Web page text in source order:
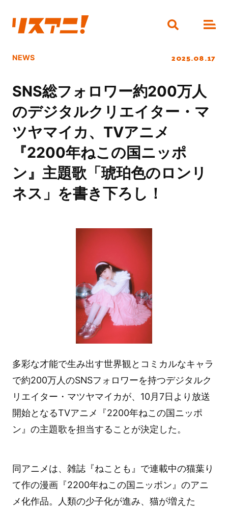
NEWS 2025.08.17
SNS総フォロワー約200万人
のデジタルクリエイター・マ
ツヤマイカ、TVアニメ
『2200年ねこの国ニッポ
ン』主題歌「琥珀色のロンリ
ネス」を書き下ろし！
多彩な才能で生み出す世界観とコミカルなキャラ
で約200万人のSNSフォロワーを持つデジタルク
リエイター・マツヤマイカが、10月7日より放送
開始となるTVアニメ『2200年ねこの国ニッポ
ン』の主題歌を担当することが決定した。
同アニメは、雑誌『ねことも』で連載中の猫葉り
て作の漫画『2200年ねこの国ニッポン』のアニ
メ化作品。人類の少子化が進み、猫が増えた